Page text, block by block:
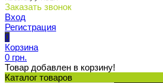
Заказать звонок
Вход
Регистрация
0
Корзина
0 грн.
Товар добавлен в корзину!
Каталог товаров